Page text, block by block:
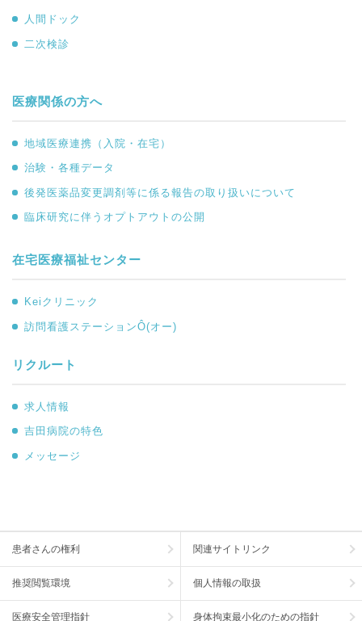
人間ドック
二次検診
医療関係の方へ
地域医療連携（入院・在宅）
治験・各種データ
後発医薬品変更調剤等に係る報告の取り扱いについて
臨床研究に伴うオプトアウトの公開
在宅医療福祉センター
Keiクリニック
訪問看護ステーションÔ(オー)
リクルート
求人情報
吉田病院の特色
メッセージ
患者さんの権利 関連サイトリンク
推奨閲覧環境 個人情報の取扱
医療安全管理指針 身体拘束最小化のための指針